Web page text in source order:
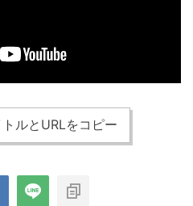
ルとURLをコピー